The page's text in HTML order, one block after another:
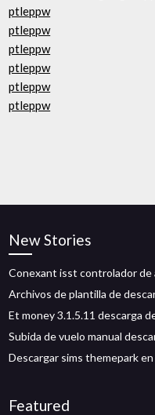
ptleppw
ptleppw
ptleppw
ptleppw
ptleppw
ptleppw
New Stories
Conexant isst controlador de
Archivos de plantilla de
Et money 3.1.5.11 descarga
Subida de vuelo manual
Descargar sims themepark
Featured